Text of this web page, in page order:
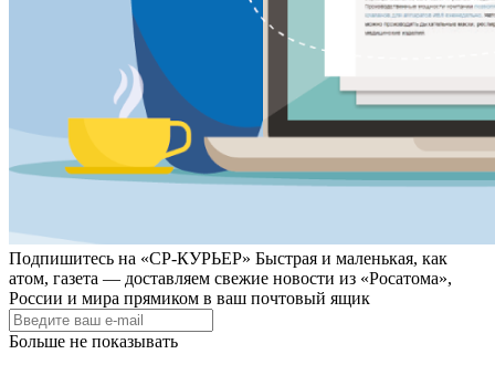
Подпишитесь на «СР-КУРЬЕР» Быстрая и маленькая, как
атом, газета — доставляем свежие новости из «Росатома»,
России и мира прямиком в ваш почтовый ящик
Больше не показывать